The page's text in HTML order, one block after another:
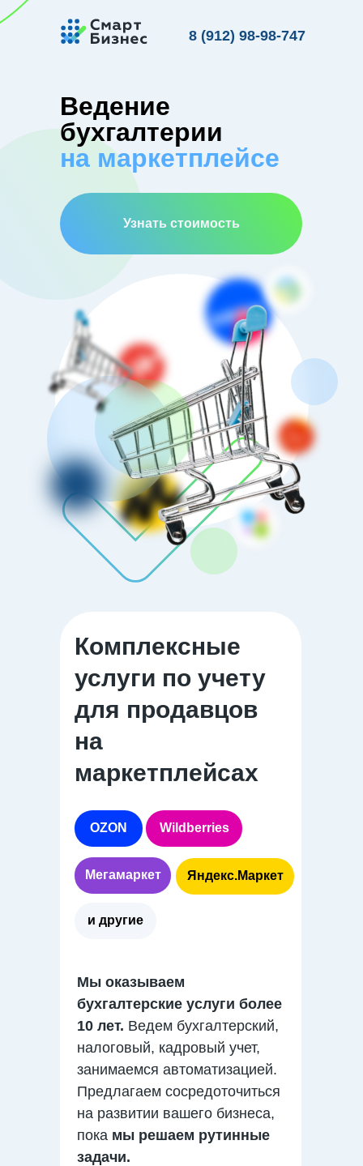
Ведение
бухгалтерии
на маркетплейсе
Узнать стоимость
8 (912) 98-98-747
Комплексные
услуги по учету
для продавцов
на
маркетплейсах
Мы оказываем
бухгалтерские услуги более
10 лет. Ведем бухгалтерский,
налоговый, кадровый учет,
занимаемся автоматизацией.
Предлагаем сосредоточиться
на развитии вашего бизнеса,
пока мы решаем рутинные
задачи.
OZON Wildberries
Мегамаркет Яндекс.Маркет
и другие